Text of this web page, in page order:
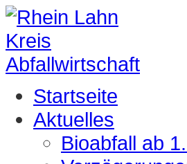
Startseite
Aktuelles
Bioabfall ab